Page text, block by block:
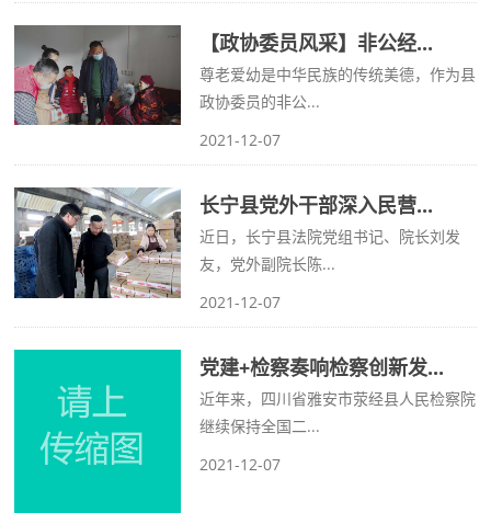
【政协委员风采】非公经...
尊老爱幼是中华民族的传统美德，作为县
政协委员的非公...
2021-12-07
长宁县党外干部深入民营...
近日，长宁县法院党组书记、院长刘发
友，党外副院长陈...
2021-12-07
党建+检察奏响检察创新发...
近年来，四川省雅安市荥经县人民检察院
继续保持全国二...
2021-12-07